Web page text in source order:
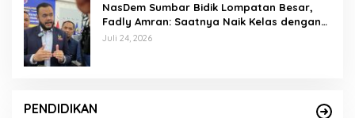
NasDem Sumbar Bidik Lompatan Besar,
Fadly Amran: Saatnya Naik Kelas dengan
Kader Berkualitas
Juli 24, 2026
PENDIDIKAN